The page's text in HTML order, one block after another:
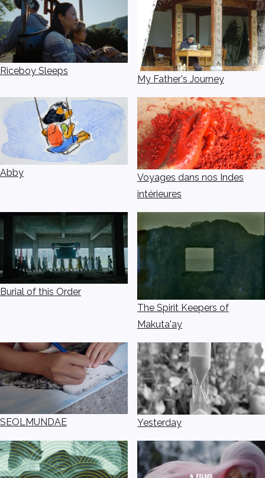
Riceboy Sleeps
My Father's Journey
Abby
Voyages dans nos Indes
intérieures
Burial of this Order
The Spirit Keepers of
Makuta'ay
SEOLMUNDAE Yesterday